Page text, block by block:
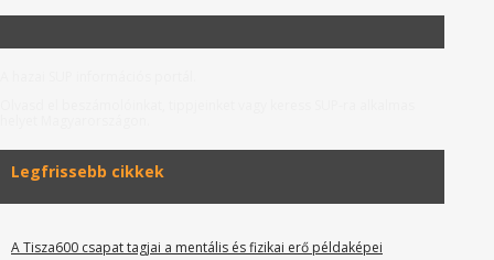
Legfrissebb cikkek
A Tisza600 csapat tagjai a mentális és fizikai erő példaképei